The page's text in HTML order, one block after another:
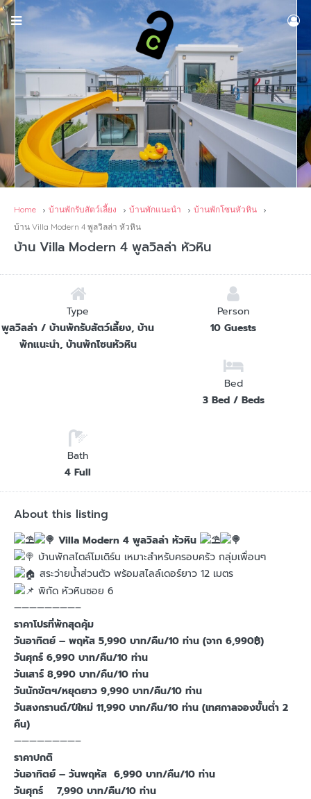
Home บ้านพักรับสัตว์เลี้ยง บ้านพักแนะนำ
บ้านพักโซนหัวหิน
บ้าน Villa Modern 4 พูลวิลล่า หัวหิน
บ้าน Villa Modern 4 พูลวิลล่า หัวหิน
Type
พูลวิลล่า / บ้านพักรับสัตว์เลี้ยง, บ้าน
พักแนะนำ, บ้านพักโซนหัวหิน
Person
10 Guests
Bed
3 Bed / Beds
Bath
4 Full
About this listing
Villa Modern 4 พูลวิลล่า หัวหิน
บ้านพักสไตล์โมเดิร์น เหมาะสำหรับครอบครัว กลุ่มเพื่อนๆ
สระว่ายน้ำส่วนตัว พร้อมสไลล์เดอร์ยาว 12 เมตร
พิกัด หัวหินซอย 6
————————–
ราคาโปรที่พักสุดคุ้ม
วันอาทิตย์ – พฤหัส 5,990 บาท/คืน/10 ท่าน (จาก 6,990฿)
วันศุกร์ 6,990 บาท/คืน/10 ท่าน
วันเสาร์ 8,990 บาท/คืน/10 ท่าน
วันนักขัตฯ/หยุดยาว 9,990 บาท/คืน/10 ท่าน
วันสงกรานต์/ปีใหม่ 11,990 บาท/คืน/10 ท่าน (เทศกาลจองขั้นต่ำ 2
คืน)
————————–
ราคาปกติ
วันอาทิตย์ – วันพฤหัส 6,990 บาท/คืน/10 ท่าน
วันศุกร์ 7,990 บาท/คืน/10 ท่าน